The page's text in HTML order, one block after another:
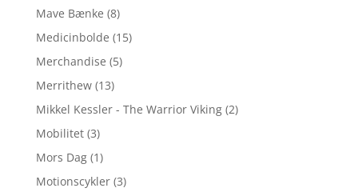
Mave Bænke (8)
Medicinbolde (15)
Merchandise (5)
Merrithew (13)
Mikkel Kessler - The Warrior Viking (2)
Mobilitet (3)
Mors Dag (1)
Motionscykler (3)